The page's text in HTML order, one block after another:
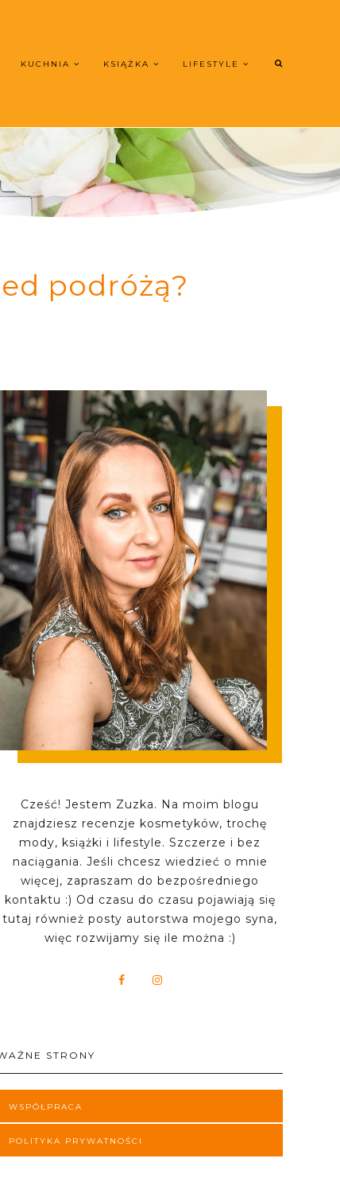
KUCHNIA KSIĄŻKA LIFESTYLE
podróżą?
Cześć! Jestem Zuzka. Na moim blogu
znajdziesz recenzje kosmetyków, trochę
mody, książki i lifestyle. Szczerze i bez
naciągania. Jeśli chcesz wiedzieć o mnie
więcej, zapraszam do bezpośredniego
kontaktu :) Od czasu do czasu pojawiają się
tutaj również posty autorstwa mojego syna,
więc rozwijamy się ile można :)
STRONY
WSPÓŁPRACA
POLITYKA PRYWATNOŚCI